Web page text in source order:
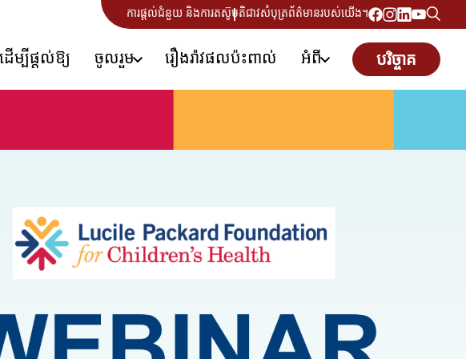
ការផ្តល់ជំនួយ និងការតស៊ូមតិជាវសំបុត្រព័ត៌មានរបស់យើង។
ម្បីផ្តល់ឱ្យ ចូលរួម រឿងរ៉ាវផលប៉ះពាល់ អំពី បរិច្ចាគ